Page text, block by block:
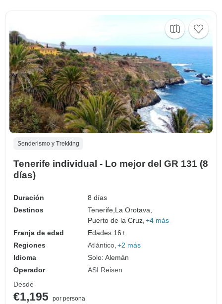
Senderismo y Trekking
Tenerife individual - Lo mejor del GR 131 (8
días)
Duración
8 días
Destinos
Tenerife, La Orotava,
Puerto de la Cruz, +4 más
Franja de edad
Edades 16+
Regiones
Atlántico +2 más
Idioma
Solo: Alemán
Operador
ASI Reisen
Desde
€1,195 por persona